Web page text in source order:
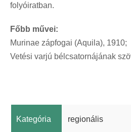
folyóiratban.
Főbb művei:
Murinae zápfogai (Aquila), 1910;
Vetési varjú bélcsatornájának
Kategória regionális